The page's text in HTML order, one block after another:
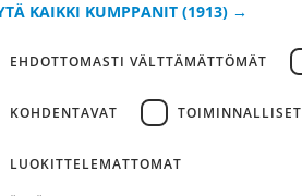
KAIKKI KUMPPANIT (1913) →
EHDOTTOMASTI VÄLTTÄMÄTTÖMÄT
KOHDENTAVAT TOIMINNALLISET
LUOKITTELEMATTOMAT